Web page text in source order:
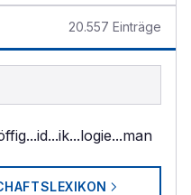
20.557 Einträge
...id...ik...logie...man